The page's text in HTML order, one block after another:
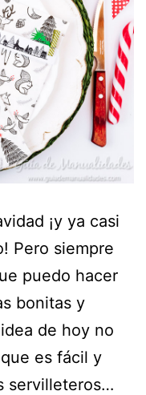
¡y ya casi
Pero siempre
puedo hacer
bonitas y
de hoy no
es fácil y
servilleteros…